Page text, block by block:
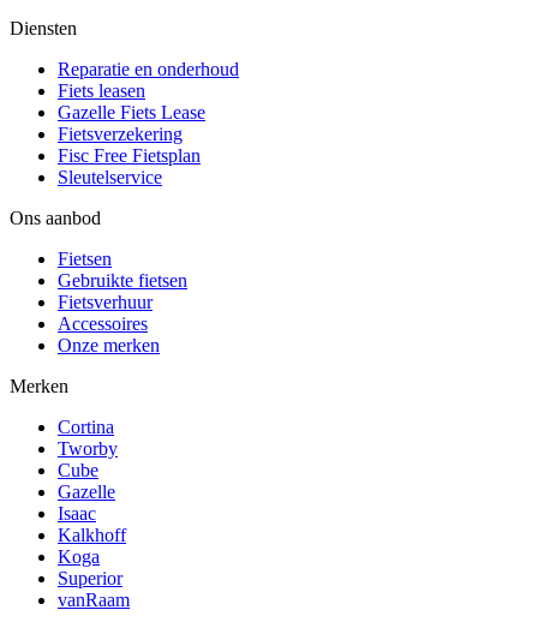
Diensten
Reparatie en onderhoud
Fiets leasen
Gazelle Fiets Lease
Fietsverzekering
Fisc Free Fietsplan
Sleutelservice
Ons aanbod
Fietsen
Gebruikte fietsen
Fietsverhuur
Accessoires
Onze merken
Merken
Cortina
Tworby
Cube
Gazelle
Isaac
Kalkhoff
Koga
Superior
vanRaam